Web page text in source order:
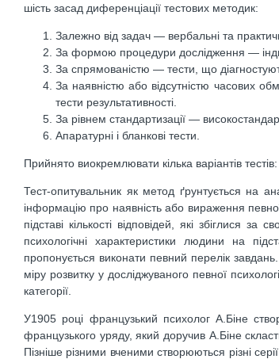
шість засад диференціації тестових методик:
Залежно від задач — вербальні та
За формою процедури дослідження —
За спрямованістю — тести, що діагностують
За наявністю або відсутністю часових
тести результативності.
За рівнем стандартизації —
Апаратурні і бланкові тести.
Прийнято виокремлювати кілька варіантів
Тест-опитувальник як метод ґрунтується на
інформацію про наявність або вираження
підставі кількості відповідей, які
психологічні характеристики людини на
пропонується виконати певний перелік
міру розвитку у досліджуваного певної
категорії.
У1905 році французький психолог А.Біне
французького уряду, який доручив А.Біне
Пізніше різними вченими створюються різні